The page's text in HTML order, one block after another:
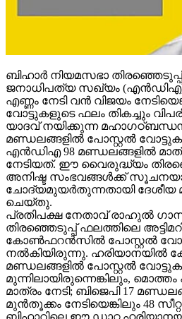
ബിഹാര്‍ നിയമസഭാ
ജനാധിപത്യ സഖ്യം (എന്‍ഡിഎ)
എണ്ണം നേടി വന്‍ വിജയം
വോട്ടുകളുടെ ഫലം തികച്ചും
യാദവ് നയിക്കുന്ന മഹാഗഠ്ബന്ധന്‍
മണ്ഡലങ്ങളില്‍ പോസ്റ്റല്‍
എന്‍ഡിഎ 98 മണ്ഡലങ്ങളില്‍
നേടിയത്. ഈ വൈരുദ്ധ്യം
അനിഷ്ട സംഭവങ്ങള്‍ക്ക്
ചോദ്യമുയര്‍തുന്നതായി ദേശീയ
ചെയ്തു.
പ്രതിപക്ഷ നേതാവ് രാഹുല്‍
തിരഞ്ഞെടുപ്പ് ഫലത്തിലെ
കോണ്‍ഫറന്‍സില്‍ പോസ്റ്റല്‍
നല്‍കിയിരുന്നു. ഹരിയാനയില്‍
മണ്ഡലങ്ങളില്‍ പോസ്റ്റല്‍
മുന്നിലായിരുന്നെങ്കിലും,
മാത്രം നേടി; ബിജെപി 17
മുന്‍തൂക്കം നേടിയെങ്കിലും 48
ബിഹാറിലെ ഈ ഡാറ്റ